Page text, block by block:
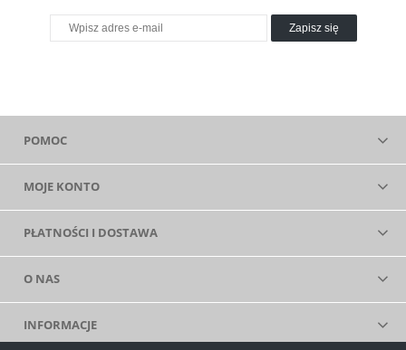
Zapisz się
POMOC
MOJE KONTO
PŁATNOŚCI I DOSTAWA
O NAS
INFORMACJE